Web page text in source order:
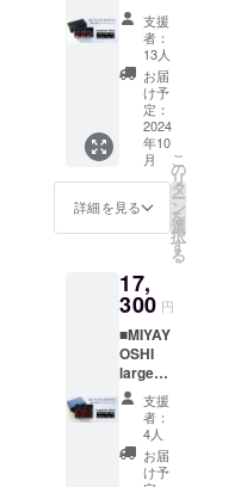
温暖な梅栽
培に適した
気候を強み
に、満を持
キュール製
造販売事業
に挑戦す
て、世の中
の人々を一
人でも多く
笑顔にした
い！」とい
う想いを胸
に、最高の
プラムリ
bottle
No.03・
No.06・
No.09
飲み比
べSET
・品
目 リ
キュー
ル 露
茜
100％
・原材
歌山有
田産
「露
茜」・
焼酎甲
類・氷
砂糖 ・
アル
コール
分
17％ ・
支援
者：
13人
お届
け予
定：
2024
年10
月
詳細を見る
こ
の
リ
タ
ー
ン
を
選
択
す
る
17,
300 円
■MIYAY
OSHI
large
bottle
No.03・
No.06・
No.09
飲み比
支援
者：
4人
お届
け予